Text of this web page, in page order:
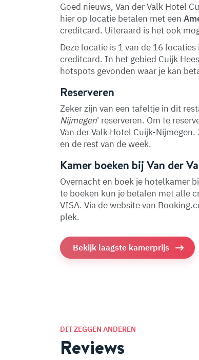
Goed nieuws, Van der Valk Hotel
hier op locatie betalen met een
creditcard. Uiteraard is het ook
Deze locatie is 1 van de 16
creditcard. In het gebied Cuijk
hotspots gevonden waar je kan
Reserveren
Zeker zijn van een tafeltje in dit
Nijmegen' reserveren. Om te
Van der Valk Hotel Cuijk-
en de rest van de week.
Kamer boeken bij Van der
Overnacht en boek je hotelkamer
te boeken kun je betalen met alle
VISA. Via de website van
plek.
Bekijk laagste kamerprijs
DIT ZEGGEN ANDEREN
Reviews